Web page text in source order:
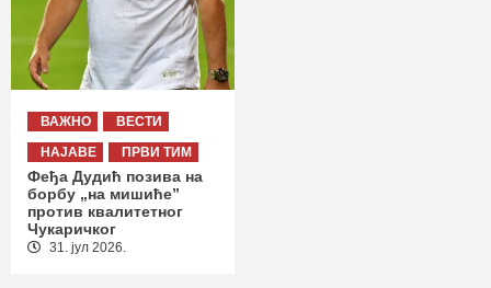
ВАЖНО
ВЕСТИ
НАЈАВЕ
ПРВИ ТИМ
Феђа Дудић позива на
борбу „на мишиће”
против квалитетног
Чукаричког
31. јул 2026.